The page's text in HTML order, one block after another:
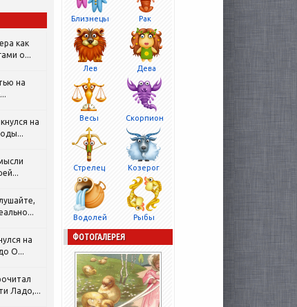
как
о...
на
на
на
О...
Ладо,...
Близнецы Рак
Лев Дева
Весы Скорпион
Стрелец Козерог
Водолей Рыбы
ФОТОГАЛЕРЕЯ